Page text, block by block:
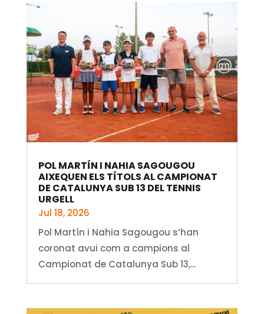
POL MARTÍN I NAHIA SAGOUGOU
AIXEQUEN ELS TÍTOLS AL CAMPIONAT
DE CATALUNYA SUB 13 DEL TENNIS
URGELL
Jul 18, 2026
Pol Martín i Nahia Sagougou s’han
coronat avui com a campions al
Campionat de Catalunya Sub 13,...